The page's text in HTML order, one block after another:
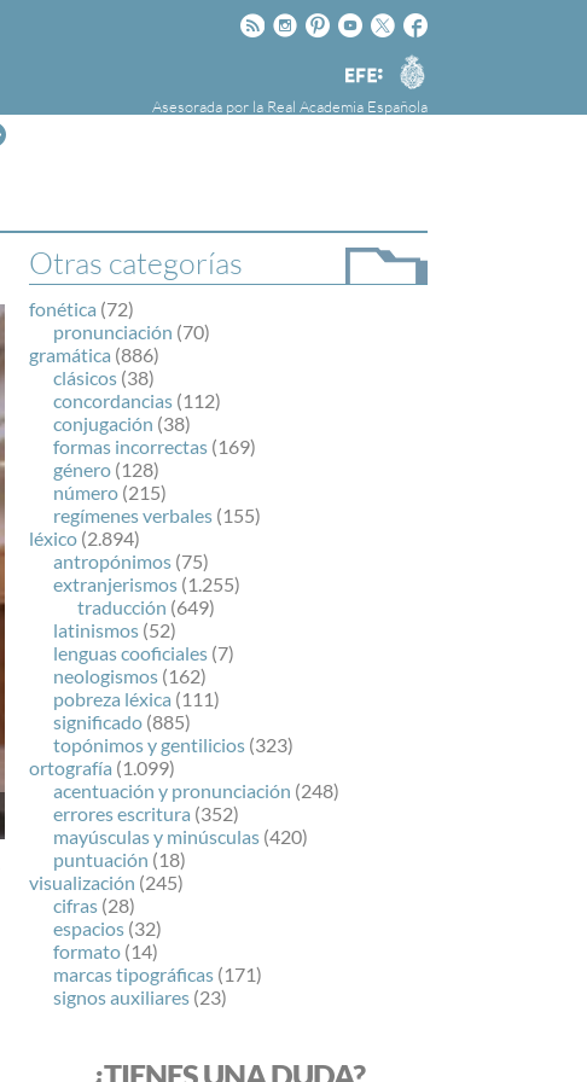
Facebook
Twitter
Youtube
Pinteres
Instagram
Rss
Agencia
EFE
Asesorada por la Real Academia Española
la Agencia Efe y la Real Academia Española,
cuyo objetivo es colaborar con el buen uso del
español en los medios de comunicación y en
Internet.
Otras categorías
fonética (72)
pronunciación (70)
gramática (886)
clásicos (38)
concordancias (112)
conjugación (38)
formas incorrectas (169)
género (128)
número (215)
regímenes verbales (155)
léxico (2.894)
antropónimos (75)
extranjerismos (1.255)
traducción (649)
latinismos (52)
lenguas cooficiales (7)
neologismos (162)
pobreza léxica (111)
significado (885)
topónimos y gentilicios (323)
ortografía (1.099)
acentuación y pronunciación (248)
errores escritura (352)
mayúsculas y minúsculas (420)
puntuación (18)
visualización (245)
cifras (28)
espacios (32)
formato (14)
marcas tipográficas (171)
signos auxiliares (23)
¿TIENES UNA DUDA?